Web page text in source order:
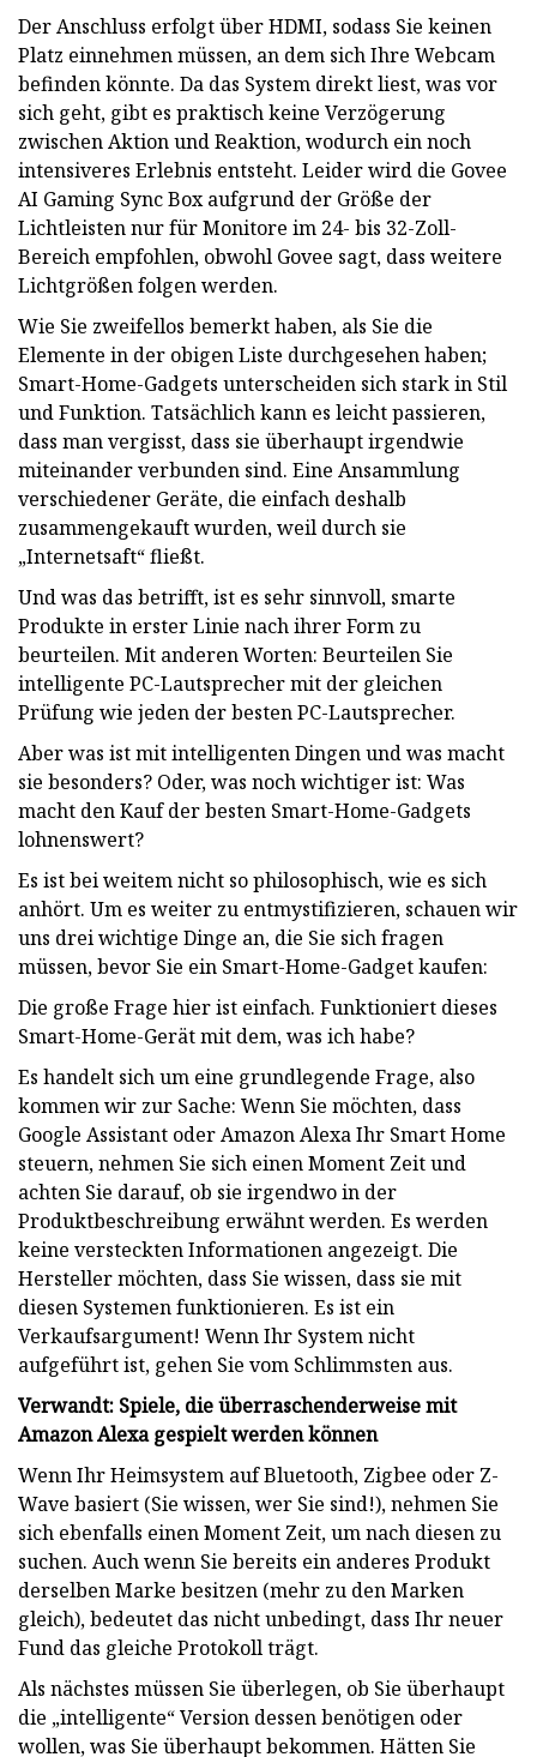
Der Anschluss erfolgt über HDMI, sodass Sie keinen
Platz einnehmen müssen, an dem sich Ihre Webcam
befinden könnte. Da das System direkt liest, was vor
sich geht, gibt es praktisch keine Verzögerung
zwischen Aktion und Reaktion, wodurch ein noch
intensiveres Erlebnis entsteht. Leider wird die Govee
AI Gaming Sync Box aufgrund der Größe der
Lichtleisten nur für Monitore im 24- bis 32-Zoll-
Bereich empfohlen, obwohl Govee sagt, dass weitere
Lichtgrößen folgen werden.
Wie Sie zweifellos bemerkt haben, als Sie die
Elemente in der obigen Liste durchgesehen haben;
Smart-Home-Gadgets unterscheiden sich stark in Stil
und Funktion. Tatsächlich kann es leicht passieren,
dass man vergisst, dass sie überhaupt irgendwie
miteinander verbunden sind. Eine Ansammlung
verschiedener Geräte, die einfach deshalb
zusammengekauft wurden, weil durch sie
„Internetsaft“ fließt.
Und was das betrifft, ist es sehr sinnvoll, smarte
Produkte in erster Linie nach ihrer Form zu
beurteilen. Mit anderen Worten: Beurteilen Sie
intelligente PC-Lautsprecher mit der gleichen
Prüfung wie jeden der besten PC-Lautsprecher.
Aber was ist mit intelligenten Dingen und was macht
sie besonders? Oder, was noch wichtiger ist: Was
macht den Kauf der besten Smart-Home-Gadgets
lohnenswert?
Es ist bei weitem nicht so philosophisch, wie es sich
anhört. Um es weiter zu entmystifizieren, schauen wir
uns drei wichtige Dinge an, die Sie sich fragen
müssen, bevor Sie ein Smart-Home-Gadget kaufen:
Die große Frage hier ist einfach. Funktioniert dieses
Smart-Home-Gerät mit dem, was ich habe?
Es handelt sich um eine grundlegende Frage, also
kommen wir zur Sache: Wenn Sie möchten, dass
Google Assistant oder Amazon Alexa Ihr Smart Home
steuern, nehmen Sie sich einen Moment Zeit und
achten Sie darauf, ob sie irgendwo in der
Produktbeschreibung erwähnt werden. Es werden
keine versteckten Informationen angezeigt. Die
Hersteller möchten, dass Sie wissen, dass sie mit
diesen Systemen funktionieren. Es ist ein
Verkaufsargument! Wenn Ihr System nicht
aufgeführt ist, gehen Sie vom Schlimmsten aus.
Verwandt: Spiele, die überraschenderweise mit
Amazon Alexa gespielt werden können
Wenn Ihr Heimsystem auf Bluetooth, Zigbee oder Z-
Wave basiert (Sie wissen, wer Sie sind!), nehmen Sie
sich ebenfalls einen Moment Zeit, um nach diesen zu
suchen. Auch wenn Sie bereits ein anderes Produkt
derselben Marke besitzen (mehr zu den Marken
gleich), bedeutet das nicht unbedingt, dass Ihr neuer
Fund das gleiche Protokoll trägt.
Als nächstes müssen Sie überlegen, ob Sie überhaupt
die „intelligente“ Version dessen benötigen oder
wollen, was Sie überhaupt bekommen. Hätten Sie